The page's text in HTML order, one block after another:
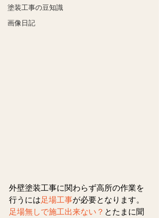
塗装工事の豆知識
画像日記
外壁塗装工事に関わらず高所の作業を
行うには足場工事が必要となります。
足場無しで施工出来ない？ とたまに聞